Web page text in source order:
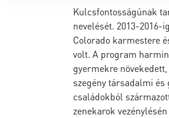
Kulcsfontosságúnak
nevelését. 2013-2016-
Colorado karmestere
volt. A program
gyermekre
szegény társadalmi és
családokból
zenekarok